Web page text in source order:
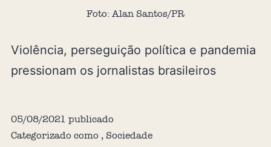
Foto: Alan Santos/PR
Violência, perseguição política e pandemia
pressionam os jornalistas brasileiros
05/08/2021 publicado
Categorizado como , Sociedade